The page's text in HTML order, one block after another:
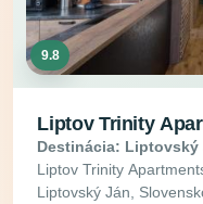
9.8
Liptov Trinity
Destinácia: Liptovský
Liptov Trinity
Liptovský Ján,